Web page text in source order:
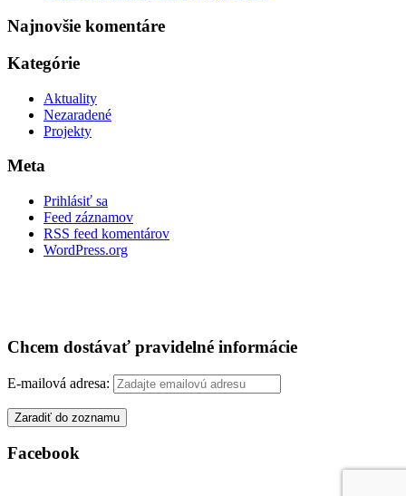
Najnovšie komentáre
Kategórie
Aktuality
Nezaradené
Projekty
Meta
Prihlásiť sa
Feed záznamov
RSS feed komentárov
WordPress.org
Chcem dostávať pravidelné informácie
E-mailová adresa:
Facebook